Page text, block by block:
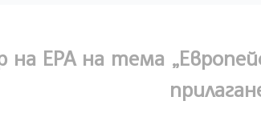
на ЕРА на тема